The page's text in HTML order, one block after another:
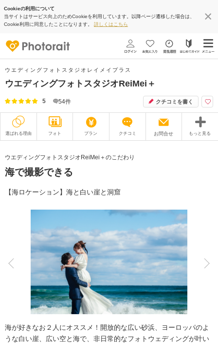
Cookieの利用について
当サイトはサービス向上のためCookieを利用しています。以降ページ遷移した場合は、
Cookie利用に同意したことになります。 詳しくはこちら
ウエディングフォトスタジオレイメイプラス
ウエディングフォトスタジオReiMei＋
5 54件 クチコミを書く
選ばれる理由 フォト プラン クチコミ お問合せ もっと見る
衣装
オプション
アクセス/TEL スタジオトップ
こだわりポイント
チャペルでの撮影
ウエディングフォトスタジオReiMei＋のこだわり
海で撮影できる
【海ロケーション】海と白い崖と洞窟
海が好きなお２人にオススメ！開放的な広い砂浜、ヨーロッパのよ
うな白い崖、広い空と海で、非日常的なフォトウェディングが叶い